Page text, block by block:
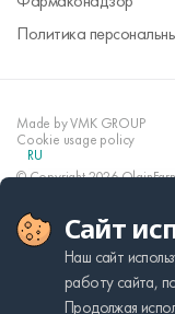
Сайт
Наш сайт
работу сайта,
Продолжая
Политика
© Copyright 2026
Made by VMK GROUP
Cookie usage policy
RU